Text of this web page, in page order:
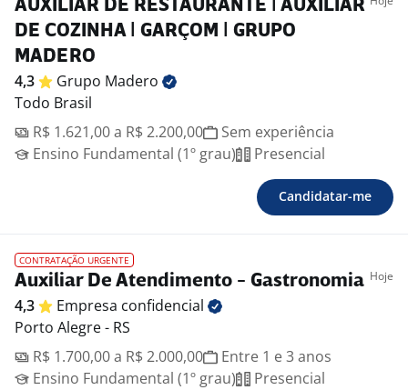
AUXILIAR DE RESTAURANTE | AUXILIAR
DE COZINHA | GARÇOM | GRUPO
MADERO
4,3 Grupo Madero
Todo Brasil
R$ 1.621,00 a R$ 2.200,00
Sem experiência
Ensino Fundamental (1º grau)
Presencial
Candidatar-me
CONTRATAÇÃO URGENTE
Auxiliar De Atendimento - Gastronomia Hoje
4,3 Empresa confidencial
Porto Alegre - RS
R$ 1.700,00 a R$ 2.000,00
Entre 1 e 3 anos
Ensino Fundamental (1º grau)
Presencial